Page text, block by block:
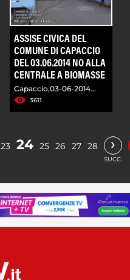
ASSISE CIVICA DEL
COMUNE DI CAPACCIO
DEL 03.06.2014 NO ALLA
CENTRALE A BIOMASSE
Capaccio,03-06-2014...
3611
23 24 25 26 27 28 ›
SUCC.